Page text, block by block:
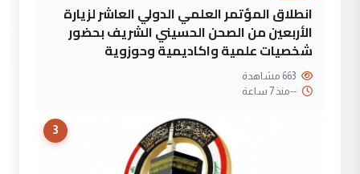
انطلاق المؤتمر العلمي الدولي العاشر لزيارة
الأربعين من الصحن الحسيني الشريف بحضور
شخصيات علمية واكاديمية وحوزوية
--منذ 7 ساعة
3